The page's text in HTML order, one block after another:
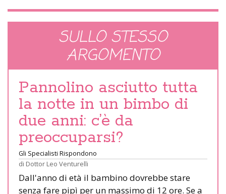
SULLO STESSO
ARGOMENTO
Pannolino asciutto tutta
la notte in un bimbo di
due anni: c’è da
preoccuparsi?
Gli Specialisti Rispondono
di Dottor Leo Venturelli
Dall'anno di età il bambino dovrebbe stare
senza fare pipì per un massimo di 12 ore. Se a